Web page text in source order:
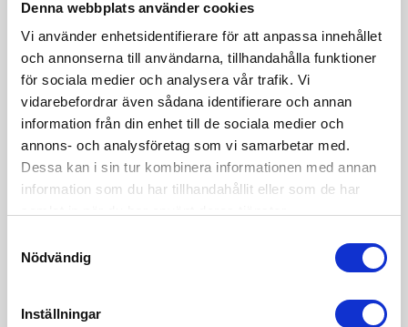
Denna webbplats använder cookies
Vi använder enhetsidentifierare för att anpassa innehållet
och annonserna till användarna, tillhandahålla funktioner
för sociala medier och analysera vår trafik. Vi
vidarebefordrar även sådana identifierare och annan
information från din enhet till de sociala medier och
annons- och analysföretag som vi samarbetar med.
Dessa kan i sin tur kombinera informationen med annan
information som du har tillhandahållit eller som de har
Nödvändig
Inställningar